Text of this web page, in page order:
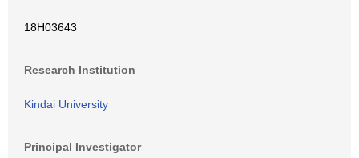
18H03643
Research Institution
Kindai University
Principal Investigator